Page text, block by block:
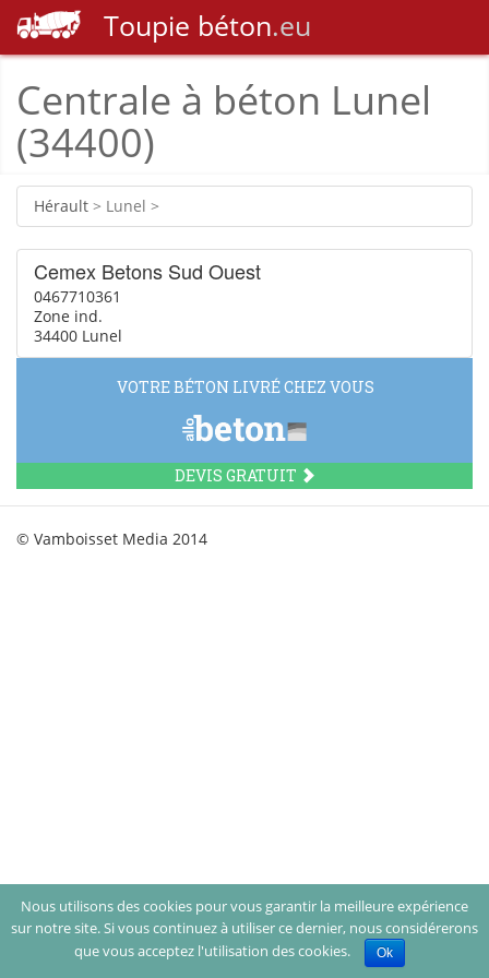
Toupie béton.eu
Centrale à béton Lunel
(34400)
Hérault > Lunel >
Cemex Betons Sud Ouest
0467710361
Zone ind.
34400 Lunel
VOTRE BÉTON LIVRÉ CHEZ VOUS
DEVIS GRATUIT
Nous utilisons des cookies pour vous garantir la meilleure expérience
sur notre site. Si vous continuez à utiliser ce dernier, nous considérerons
que vous acceptez l'utilisation des cookies.
Ok
© Vamboisset Media 2014